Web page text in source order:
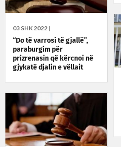
03 SHK 2022 |
“Do të varrosi të gjallë”,
paraburgim për
prizrenasin që kërcnoi në
gjykatë djalin e vëllait